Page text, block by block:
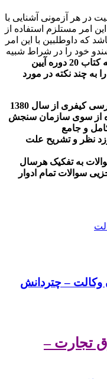
در هر آزمونی آشنایی با
امر مستلزم استفاده از
که داوطلبین با این امر
خود را در شراط شبیه
جهت سهولت مراجعه به کتاب 20 دوره آیین
به چند نکته در مورد
گرداوری 20 دوره سوالات ایین دادرسی کیفری از سال 1380
و جامع
نظر و تشریح علت
به تفکیک هرسال
سوالات تمام ادوار
تجارت –